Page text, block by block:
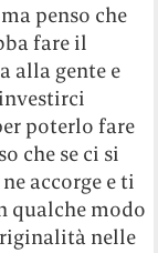
penso che
fare il
alla gente e
poterlo fare
che se ci si
accorge e ti
qualche modo
nelle